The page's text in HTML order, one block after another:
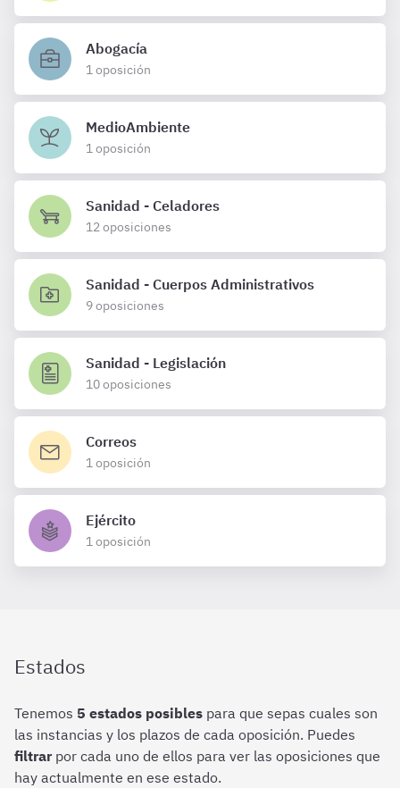
Abogacía
1 oposición
MedioAmbiente
1 oposición
Sanidad - Celadores
12 oposiciones
Sanidad - Cuerpos Administrativos
9 oposiciones
Sanidad - Legislación
10 oposiciones
Correos
1 oposición
Ejército
1 oposición
Estados
Tenemos 5 estados posibles para que sepas cuales son
las instancias y los plazos de cada oposición. Puedes
filtrar por cada uno de ellos para ver las oposiciones que
hay actualmente en ese estado.